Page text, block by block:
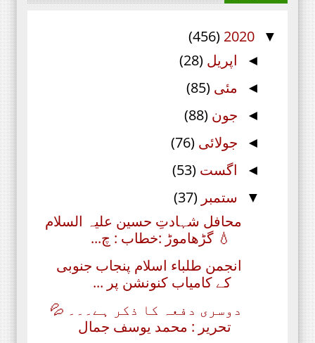
▼
2020
(456)
◄ اپریل (28)
◄ مئی (85)
◄ جون (88)
◄ جولائی (76)
◄ اگست (53)
▼ ستمبر (37)
محافل شہادتِ حسین علیہ السلام
💧 گڑھاموڑ :خطاب : چ...
انجمن طلباء اسلام پنجاب جنوبی
کے کامیاب کنونشن پر ...
دوسری دفعہ کا ذکر ہے۔۔۔ 💦
تحریر : محمد یوسف جمال